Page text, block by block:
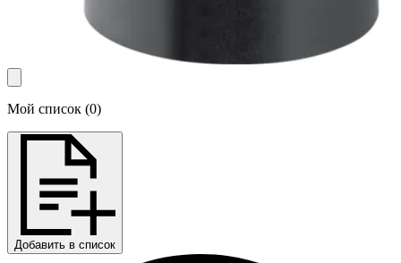
Мой список (0)
Добавить в список